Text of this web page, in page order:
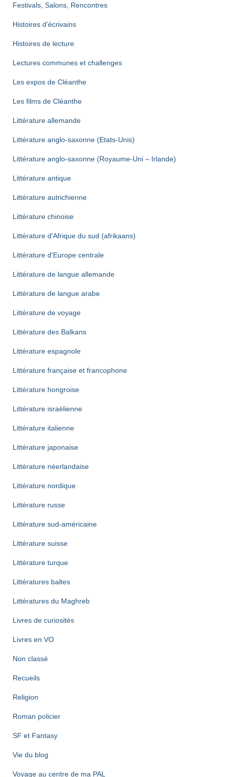
Festivals, Salons, Rencontres
Histoires d'écrivains
Histoires de lecture
Lectures communes et challenges
Les expos de Cléanthe
Les films de Cléanthe
Littérature allemande
Littérature anglo-saxonne (Etats-Unis)
Littérature anglo-saxonne (Royaume-Uni – Irlande)
Littérature antique
Littérature autrichienne
Littérature chinoise
Littérature d'Afrique du sud (afrikaans)
Littérature d'Europe centrale
Littérature de langue allemande
Littérature de langue arabe
Littérature de voyage
Littérature des Balkans
Littérature espagnole
Littérature française et francophone
Littérature hongroise
Littérature israëlienne
Littérature italienne
Littérature japonaise
Littérature néerlandaise
Littérature nordique
Littérature russe
Littérature sud-américaine
Littérature suisse
Littérature turque
Littératures baltes
Littératures du Maghreb
Livres de curiosités
Livres en VO
Non classé
Recueils
Religion
Roman policier
SF et Fantasy
Vie du blog
Voyage au centre de ma PAL